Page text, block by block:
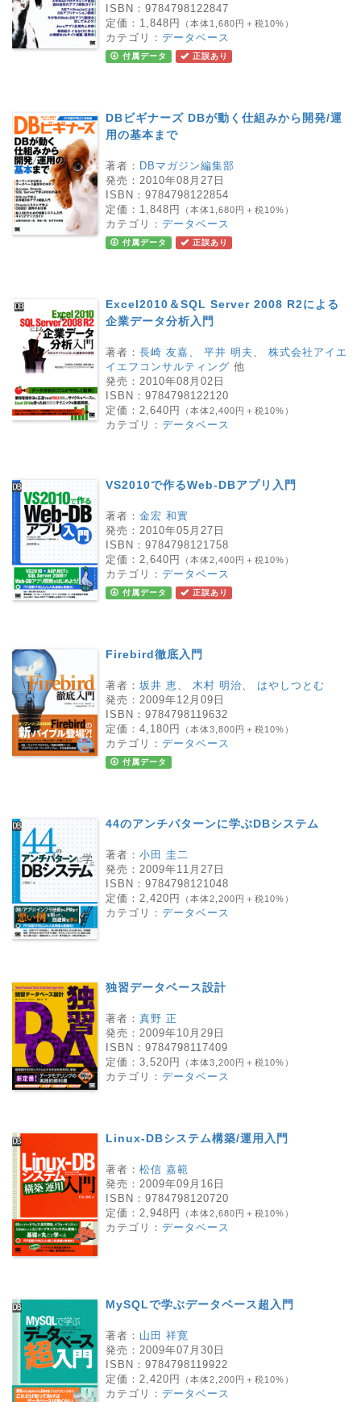
ISBN： 9784798122847
定価： 1,848円 （本体1,680円＋税10%）
カテゴリ： データベース
付属データ 正誤あり
DBビギナーズ DBが動く仕組みから開発/運
用の基本まで
著者： DBマガジン編集部
発売： 2010年08月27日
ISBN： 9784798122854
定価： 1,848円 （本体1,680円＋税10%）
カテゴリ： データベース
付属データ 正誤あり
Excel2010＆SQL Server 2008 R2による
企業データ分析入門
著者： 長崎 友嘉、 平井 明夫 、 株式会社アイエ
イエフコンサルティング 他
発売： 2010年08月02日
ISBN： 9784798122120
定価： 2,640円 （本体2,400円＋税10%）
カテゴリ： データベース
VS2010で作るWeb-DBアプリ入門
著者： 金宏 和實
発売： 2010年05月27日
ISBN： 9784798121758
定価： 2,640円 （本体2,400円＋税10%）
カテゴリ： データベース
付属データ 正誤あり
Firebird徹底入門
著者： 坂井 恵、 木村 明治、 はやしつとむ
発売： 2009年12月09日
ISBN： 9784798119632
定価： 4,180円 （本体3,800円＋税10%）
カテゴリ： データベース
付属データ
44のアンチパターンに学ぶDBシステム
著者： 小田 圭二
発売： 2009年11月27日
ISBN： 9784798121048
定価： 2,420円 （本体2,200円＋税10%）
カテゴリ： データベース
独習データベース設計
著者： 真野 正
発売： 2009年10月29日
ISBN： 9784798117409
定価： 3,520円 （本体3,200円＋税10%）
カテゴリ： データベース
Linux-DBシステム構築/運用入門
著者： 松信 嘉範
発売： 2009年09月16日
ISBN： 9784798120720
定価： 2,948円 （本体2,680円＋税10%）
カテゴリ： データベース
MySQLで学ぶデータベース超入門
著者： 山田 祥寛
発売： 2009年07月30日
ISBN： 9784798119922
定価： 2,420円 （本体2,200円＋税10%）
カテゴリ： データベース